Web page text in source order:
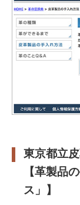
東京都立
【革製品
ス」】